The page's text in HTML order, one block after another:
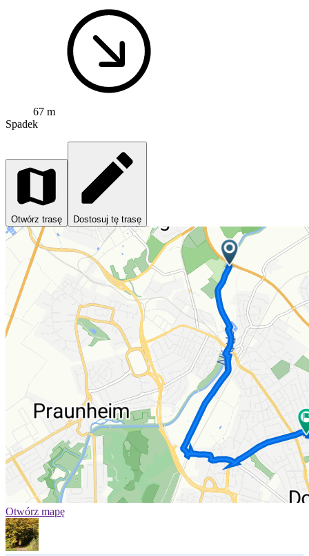
67 m
Spadek
Otwórz trasę Dostosuj tę trasę
Otwórz mapę